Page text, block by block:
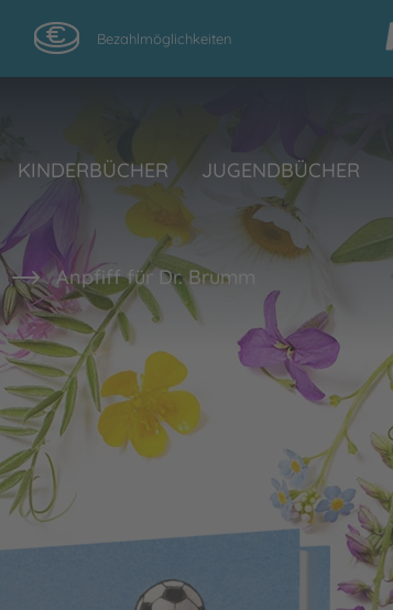
Bezahlmöglichkeiten
KINDERBÜCHER JUGENDBÜCHER
Anpfiff für Dr. Brumm